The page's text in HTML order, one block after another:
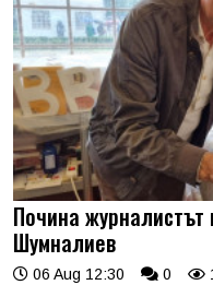
Почина
Шумналиев
06 Aug 12:30 0